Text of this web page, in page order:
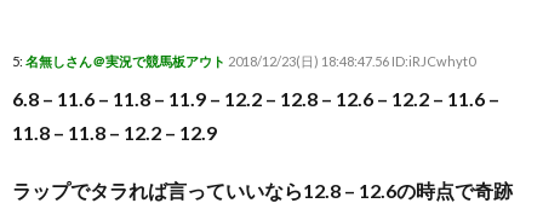
5: 名無しさん＠実況で競馬板アウト 2018/12/23(日) 18:48:47.56 ID:iRJCwhyt0
6.8 – 11.6 – 11.8 – 11.9 – 12.2 – 12.8 – 12.6 – 12.2 – 11.6 –
11.8 – 11.8 – 12.2 – 12.9
ラップでタラれば言っていいなら12.8 – 12.6の時点で奇跡